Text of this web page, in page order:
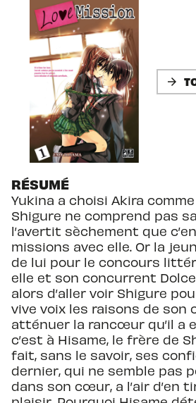
arrow_forward
RÉSUMÉ
Yukina a choisi Akira
Shigure ne comprend pas
l’avertit sèchement que
missions avec elle. Or la
de lui pour le concours
elle et son concurrent
alors d’aller voir Shigure
vive voix les raisons de son
atténuer la rancœur qu’il a
c’est à Hisame, le frère de
fait, sans le savoir, ses
dernier, qui ne semble pas
dans son cœur, a l’air d’en